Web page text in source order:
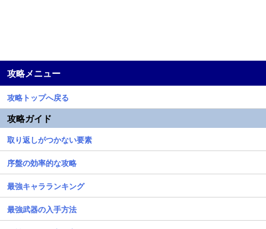
攻略メニュー
攻略トップへ戻る
攻略ガイド
取り返しがつかない要素
序盤の効率的な攻略
最強キャラランキング
最強武器の入手方法